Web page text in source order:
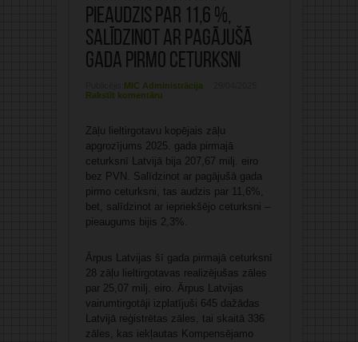
pieaudzis par 11,6 %,
salīdzinot ar pagājušā
gada pirmo ceturksni
MIC Administrācija
Rakstīt komentāru
Zāļu lieltirgotavu kopējais zāļu
apgrozījums 2025. gada pirmajā
ceturksnī Latvijā bija 207,67 milj. eiro
bez PVN. Salīdzinot ar pagājušā gada
pirmo ceturksni, tas audzis par 11,6%,
bet, salīdzinot ar iepriekšējo ceturksni –
pieaugums bijis 2,3%.
Ārpus Latvijas šī gada pirmajā ceturksnī
28 zāļu lieltirgotavas realizējušas zāles
par 25,07 milj. eiro. Ārpus Latvijas
vairumtirgotāji izplatījuši 645 dažādas
Latvijā reģistrētas zāles, tai skaitā 336
zāles, kas iekļautas Kompensējamo